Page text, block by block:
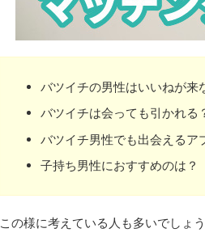
バツイチの男性はいいねが来
バツイチは会っても引かれる
バツイチ男性でも出会えるア
子持ち男性におすすめのは？
この様に考えている人も多いでしょう